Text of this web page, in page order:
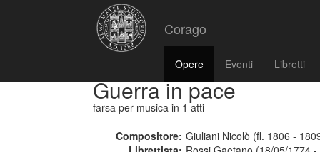
Corago
Opere Eventi Libretti
Guerra in pace
farsa per musica in 1 atti
Compositore: Giuliani Nicolò (fl. 1806 -